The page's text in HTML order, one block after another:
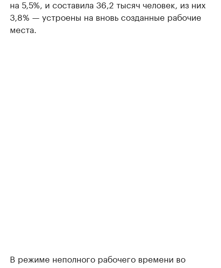
на 5,5%, и составила 36,2 тысяч человек, из них
3,8% — устроены на вновь созданные рабочие
места.
В режиме неполного рабочего времени во